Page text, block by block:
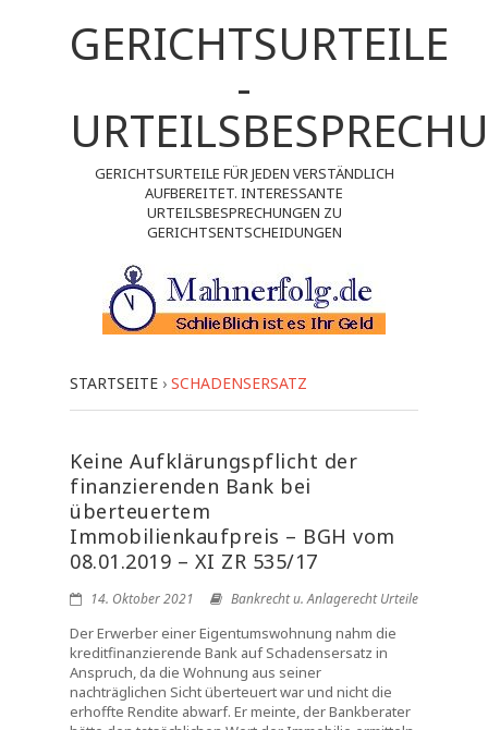
GERICHTSURTEILE
-
GERICHTSURTEILE FÜR JEDEN VERSTÄNDLICH
AUFBEREITET. INTERESSANTE
URTEILSBESPRECHUNGEN ZU
GERICHTSENTSCHEIDUNGEN
STARTSEITE › SCHADENSERSATZ
Keine Aufklärungspflicht der
finanzierenden Bank bei
überteuertem
Immobilienkaufpreis – BGH vom
08.01.2019 – XI ZR 535/17
14. Oktober 2021 Bankrecht u. Anlagerecht Urteile
Der Erwerber einer Eigentumswohnung nahm die
kreditfinanzierende Bank auf Schadensersatz in
Anspruch, da die Wohnung aus seiner
nachträglichen Sicht überteuert war und nicht die
erhoffte Rendite abwarf. Er meinte, der Bankberater